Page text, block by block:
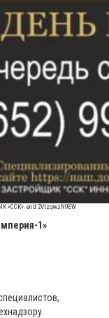
erid 2VtzqwzN9EW
1»